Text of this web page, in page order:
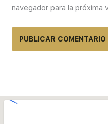
navegador para la próxima